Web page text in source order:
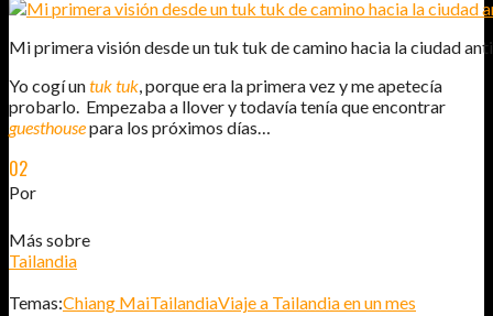
Mi primera visión desde un tuk tuk de camino hacia la ciudad
Yo cogí untuk tuk, porque era la primera vez y me apetecía
probarlo. Empezaba a llover y todavía tenía que encontrar
guesthousepara los próximos días…
02
Por
Más sobre
Tailandia
Temas:Chiang MaiTailandiaViaje a Tailandia en un mes